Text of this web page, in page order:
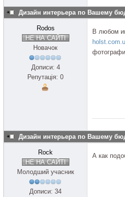
Дизайн интерьера по Вашему
Rodos
НЕ НА САЙТІ
Новачок
Дописи: 4
Репутація: 0
В любом
Дизайн интерьера по Вашему
Rock
НЕ НА САЙТІ
Молодший учасник
Дописи: 34
А как